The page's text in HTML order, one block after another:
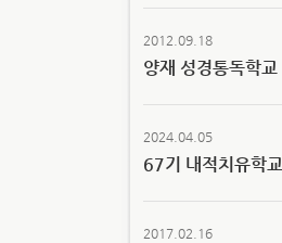
2012.09.18
양재 성경통독학교
2024.04.05
67기 내적치유학교
2017.02.16